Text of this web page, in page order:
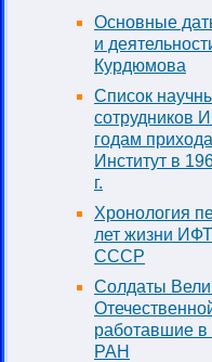
Основные
и
Курдюмова
Список
сотрудников
годам
Институт в
г.
Хронология
лет жизни
СССР
Солдаты
работавшие
РАН